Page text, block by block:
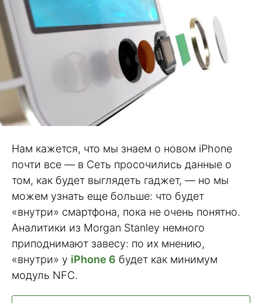
Нам кажется, что мы знаем о новом iPhone
почти все — в Сеть просочились данные о
том, как будет выглядеть гаджет, — но мы
можем узнать еще больше: что будет
«внутри» смартфона, пока не очень понятно.
Аналитики из Morgan Stanley немного
приподнимают завесу: по их мнению,
«внутри» у iPhone 6 будет как минимум
модуль NFC.